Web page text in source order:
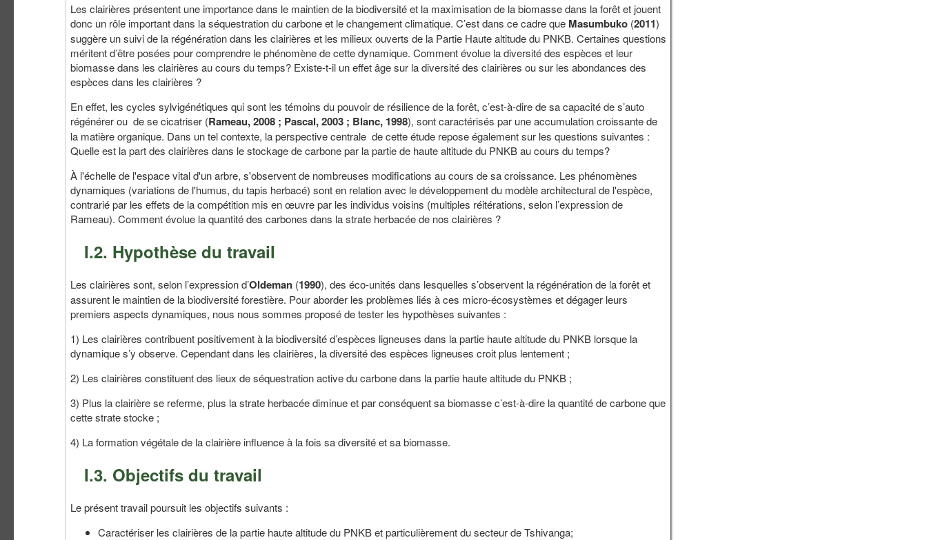
Les clairières présentent une importance dans le maintien de la biodiversité et la maximisation de la biomasse dans la forêt et jouent
donc un rôle important dans la séquestration du carbone et le changement climatique. C’est dans ce cadre que Masumbuko (2011)
suggère un suivi de la régénération dans les clairières et les milieux ouverts de la Partie Haute altitude du PNKB. Certaines questions
méritent d’être posées pour comprendre le phénomène de cette dynamique. Comment évolue la diversité des espèces et leur
biomasse dans les clairières au cours du temps? Existe-t-il un effet âge sur la diversité des clairières ou sur les abondances des
espèces dans les clairières ?
En effet, les cycles sylvigénétiques qui sont les témoins du pouvoir de résilience de la forêt, c’est-à-dire de sa capacité de s’auto
régénérer ou de se cicatriser (Rameau, 2008 ; Pascal, 2003 ; Blanc, 1998), sont caractérisés par une accumulation croissante de
la matière organique. Dans un tel contexte, la perspective centrale de cette étude repose également sur les questions suivantes :
Quelle est la part des clairières dans le stockage de carbone par la partie de haute altitude du PNKB au cours du temps?
À l'échelle de l'espace vital d'un arbre, s'observent de nombreuses modifications au cours de sa croissance. Les phénomènes
dynamiques (variations de l'humus, du tapis herbacé) sont en relation avec le développement du modèle architectural de l'espèce,
contrarié par les effets de la compétition mis en œuvre par les individus voisins (multiples réitérations, selon l’expression de
Rameau). Comment évolue la quantité des carbones dans la strate herbacée de nos clairières ?
I.2. Hypothèse du travail
Les clairières sont, selon l’expression d’Oldeman (1990), des éco-unités dans lesquelles s’observent la régénération de la forêt et
assurent le maintien de la biodiversité forestière. Pour aborder les problèmes liés à ces micro-écosystèmes et dégager leurs
premiers aspects dynamiques, nous nous sommes proposé de tester les hypothèses suivantes :
1) Les clairières contribuent positivement à la biodiversité d’espèces ligneuses dans la partie haute altitude du PNKB lorsque la
dynamique s’y observe. Cependant dans les clairières, la diversité des espèces ligneuses croit plus lentement ;
2) Les clairières constituent des lieux de séquestration active du carbone dans la partie haute altitude du PNKB ;
3) Plus la clairière se referme, plus la strate herbacée diminue et par conséquent sa biomasse c’est-à-dire la quantité de carbone que
cette strate stocke ;
4) La formation végétale de la clairière influence à la fois sa diversité et sa biomasse.
I.3. Objectifs du travail
Le présent travail poursuit les objectifs suivants :
Caractériser les clairières de la partie haute altitude du PNKB et particulièrement du secteur de Tshivanga;